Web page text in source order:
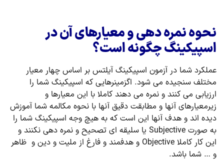
نحوه نمره دهی و معیارهای آن در
اسپیکینگ چگونه است؟
عملکرد شما در آزمون اسپیکینگ آیلتس بر اساس چهار معیار
مختلف سنجیده می شود. اگزمینرهایی که اسپیکینگ شما را
ارزیابی می کنند و نمره می دهند کاملا با این معیارها و
زیرمعیارهای آنها و مطابقت دقیق آنها با نحوه مکالمه شما آموزش
دیده اند و هدف آنها این است که به هیچ وجه اسپیکینگ شما را
به صورت Subjective یا سلیقه ای تصحیح و نمره دهی نکنند و
این کار کاملا Objective و هدفمند و فارغ از ملیت و دین و ظاهر
و … شما باشد.